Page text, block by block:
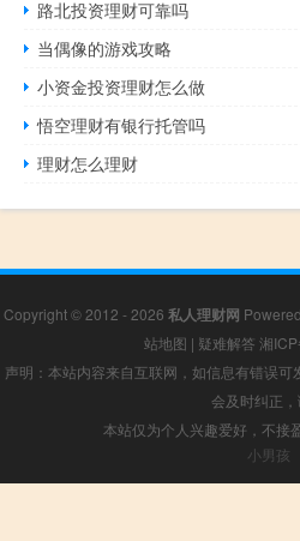
路北投资理财可靠吗
当偶像的游戏攻略
小资金投资理财怎么做
悟空理财有银行托管吗
理财怎么理财
Copyright © 2012 - 2026 私人理财网
站地图 | 疑难解答 湘
声明：本站内容来自互联网，如信息有错误
会及时纠正
本站仅为个人兴趣爱好，不接
小男孩